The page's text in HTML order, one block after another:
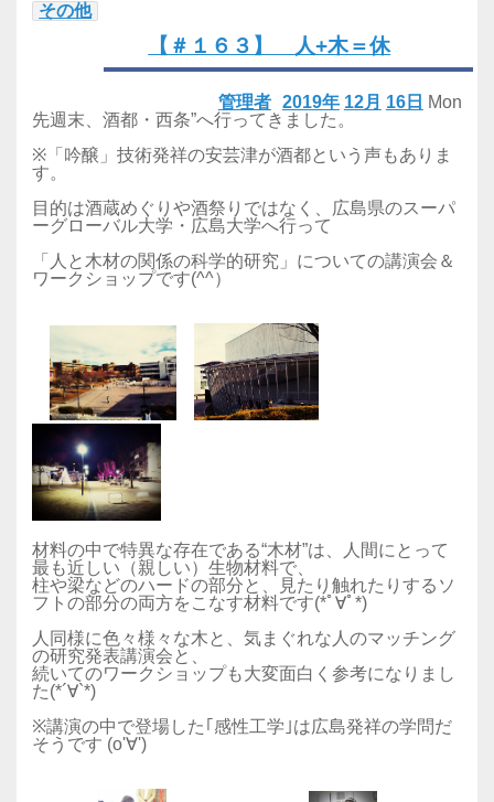
その他
【＃１６３】 人+木＝休
2019年 12月 16日 Mon
管理者
先週末、酒都・西条”へ行ってきました。
※「吟醸」技術発祥の安芸津が酒都という声もありま
す。
目的は酒蔵めぐりや酒祭りではなく、広島県のスーパ
ーグローバル大学・広島大学へ行って
「人と木材の関係の科学的研究」についての講演会＆
ワークショップです(^^）
材料の中で特異な存在である“木材”は、人間にとって
最も近しい（親しい）生物材料で、
柱や梁などのハードの部分と、見たり触れたりするソ
フトの部分の両方をこなす材料です(*ﾟ∀ﾟ*)
人同様に色々様々な木と、気まぐれな人のマッチング
の研究発表講演会と、
続いてのワークショップも大変面白く参考になりまし
た(*´∀`*)
※講演の中で登場した｢感性工学｣は広島発祥の学問だ
そうです (o'∀')